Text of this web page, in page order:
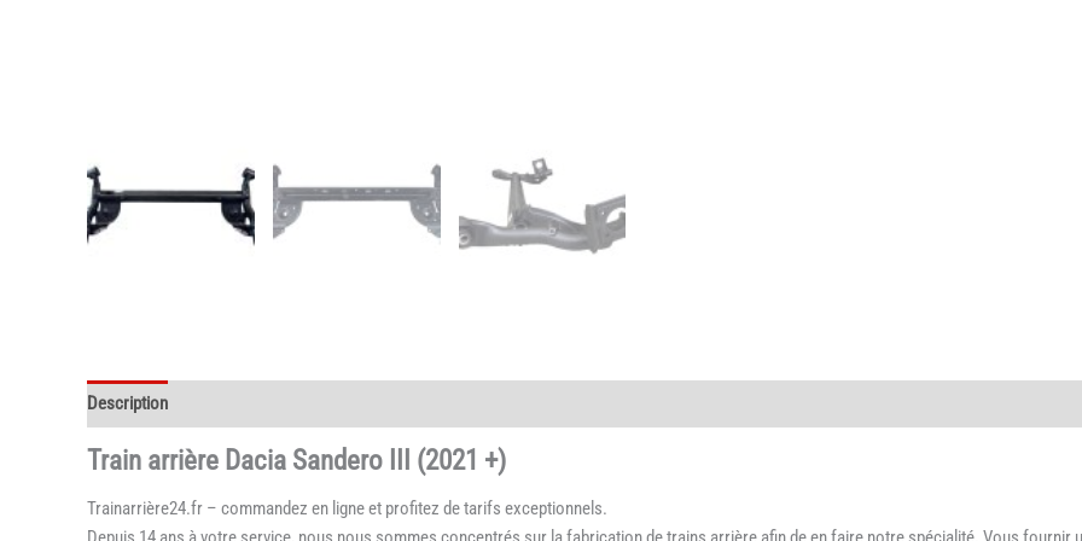
Description
Train arrière Dacia Sandero III (2021 +)
Trainarrière24.fr – commandez en ligne et profitez de tarifs exceptionnels.